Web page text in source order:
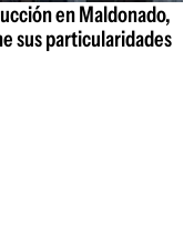
en Maldonado,
sus particularidades